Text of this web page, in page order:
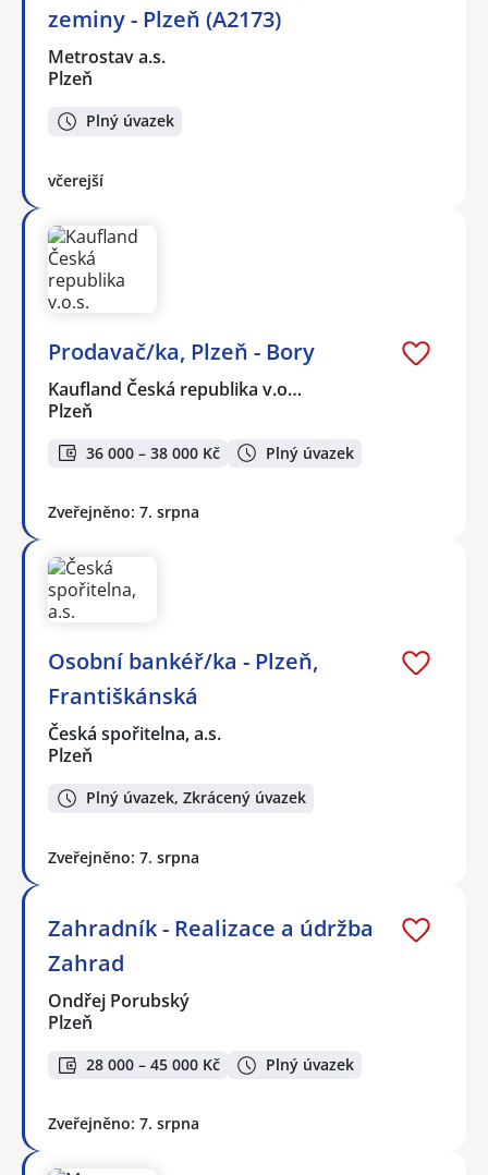
zeminy - Plzeň (A2173)
Metrostav a.s.
Plzeň
Plný úvazek
včerejší
Prodavač/ka, Plzeň - Bory
Kaufland Česká republika v.o…
Plzeň
36 000 – 38 000 Kč Plný úvazek
Zveřejněno: 7. srpna
Osobní bankéř/ka - Plzeň,
Františkánská
Česká spořitelna, a.s.
Plzeň
Plný úvazek, Zkrácený úvazek
Zveřejněno: 7. srpna
Zahradník - Realizace a údržba
Zahrad
Ondřej Porubský
Plzeň
28 000 – 45 000 Kč Plný úvazek
Zveřejněno: 7. srpna